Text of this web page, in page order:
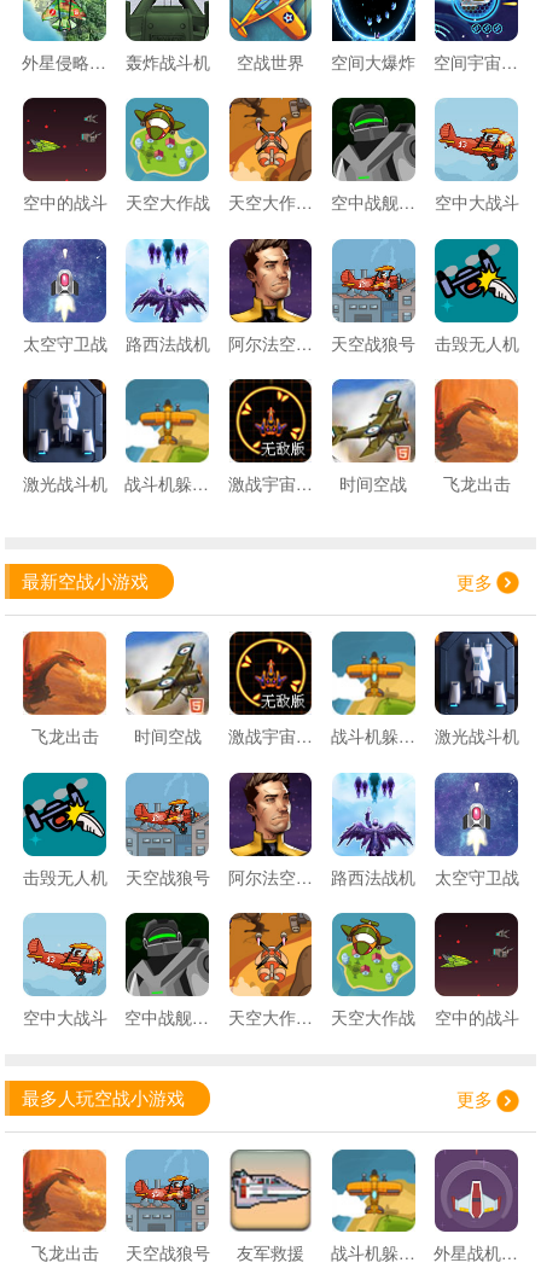
外星侵略军队 轰炸战斗机 空战世界 空间大爆炸 空间宇宙战斗机
空中的战斗 天空大作战 天空大作战2 空中战舰激战 空中大战斗
太空守卫战 路西法战机 阿尔法空间入侵 天空战狼号 击毁无人机
激光战斗机 战斗机躲避敌机 激战宇宙银河系无敌版 时间空战 飞龙出击
最新空战小游戏 更多
飞龙出击 时间空战 激战宇宙银河系无敌版 战斗机躲避敌机 激光战斗机
击毁无人机 天空战狼号 阿尔法空间入侵 路西法战机 太空守卫战
空中大战斗 空中战舰激战 天空大作战2 天空大作战 空中的战斗
最多人玩空战小游戏 更多
飞龙出击 天空战狼号 友军救援 战斗机躲避敌机 外星战机大战